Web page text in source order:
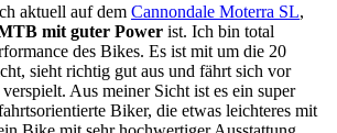
aktuell auf dem Cannondale Moterra SL,
mit guter Power ist. Ich bin total
des Bikes. Es ist mit um die 20
sieht richtig gut aus und fährt sich vor
Aus meiner Sicht ist es ein super
Biker, die etwas leichteres mit